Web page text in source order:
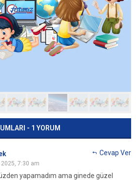
- 1 YORUM
2025, 7:30 am
yapamadım ama ginede güzel
Cevap Ver